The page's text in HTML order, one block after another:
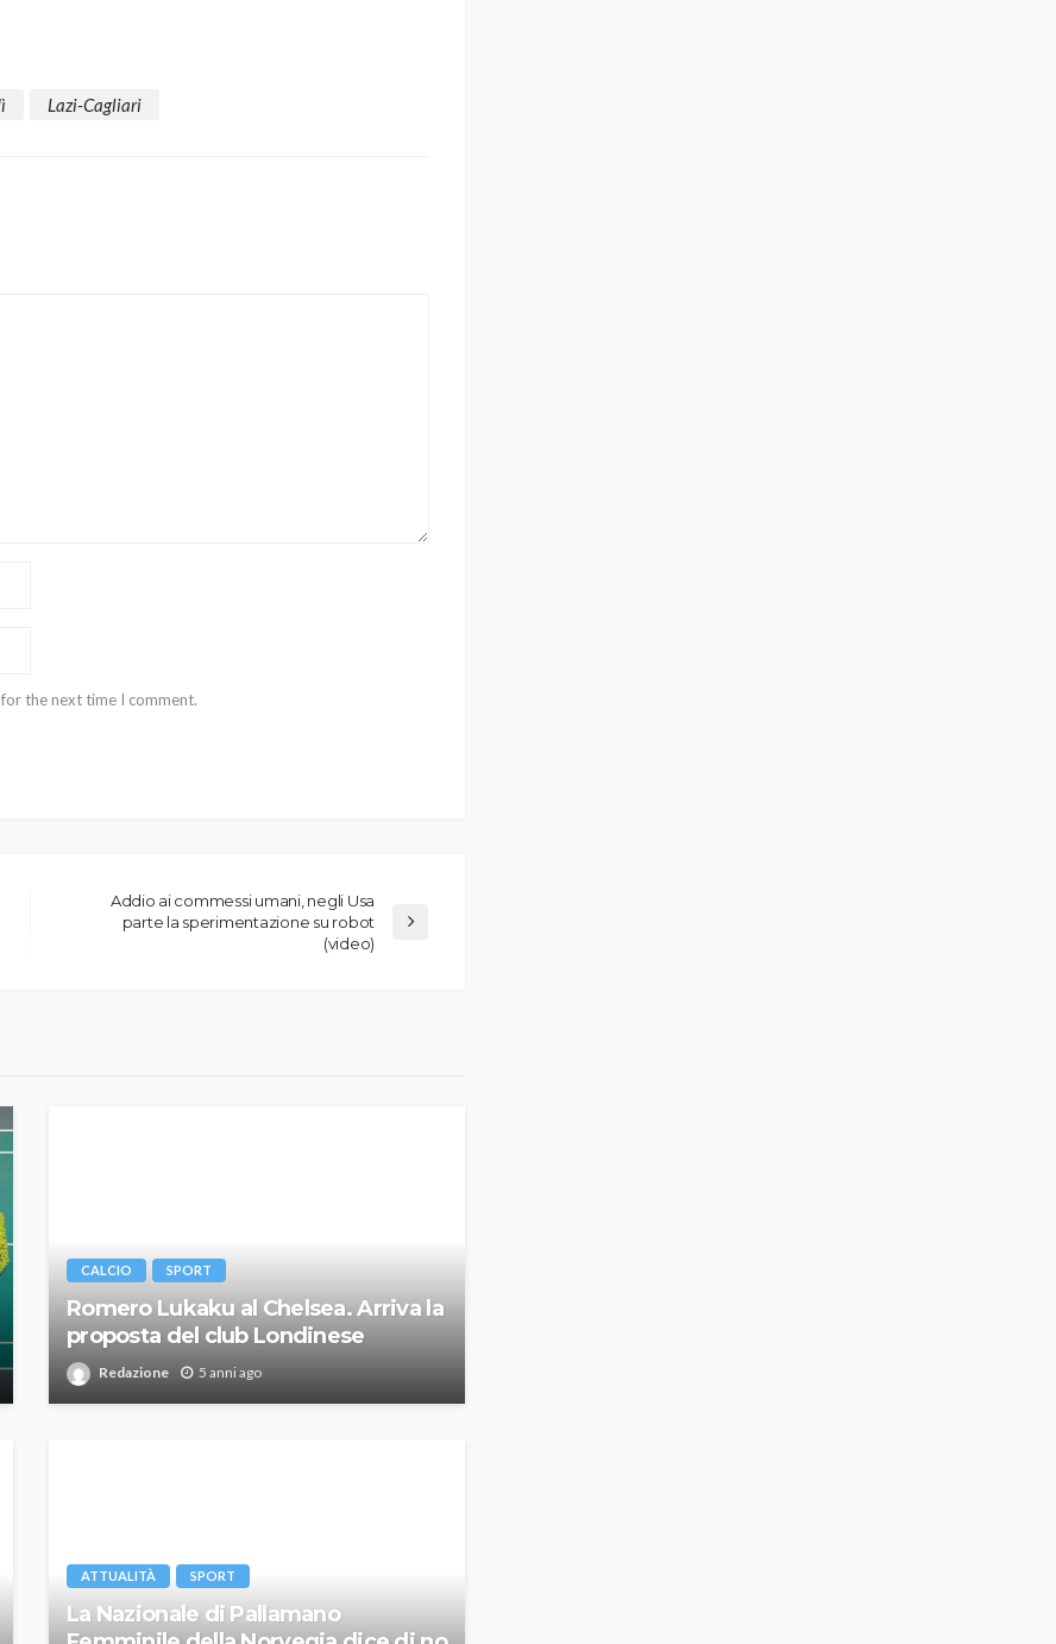
Lazi-Cagliari
the next time I comment.
Addio ai commessi umani, negli Usa
parte la sperimentazione su robot
(video)
CALCIO SPORT
Romero Lukaku al Chelsea. Arriva la
proposta del club Londinese
Redazione 5 anni ago
ATTUALITÀ SPORT
La Nazionale di Pallamano